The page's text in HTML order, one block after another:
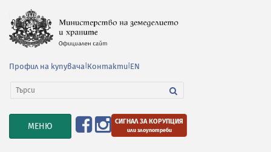
Профил на купувача Контакти EN
TOGGLE
NAVIGATION
МЕНЮ СИГНАЛ ЗА КОРУПЦИЯ
или злоупотреби